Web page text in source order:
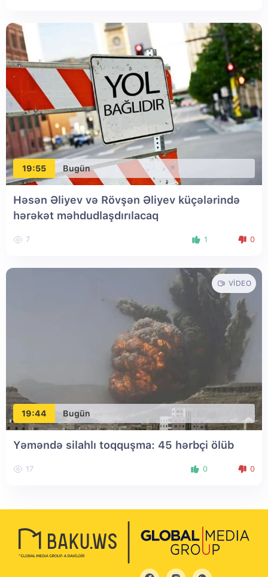
19:55 Bugün
Həsən Əliyev və Rövşən Əliyev küçələrində
hərəkət məhdudlaşdırılacaq
7 1 0
19:44 Bugün
VIDEO
Yəməndə silahlı toqquşma: 45 hərbçi ölüb
17 0 0